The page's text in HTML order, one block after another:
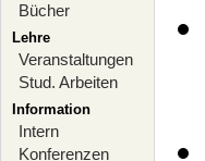
Bücher
Lehre
Veranstaltungen
Stud. Arbeiten
Information
Intern
Konferenzen